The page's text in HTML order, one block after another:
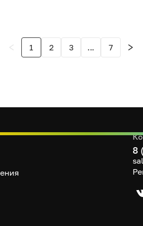
1 2 3 ... 7
8